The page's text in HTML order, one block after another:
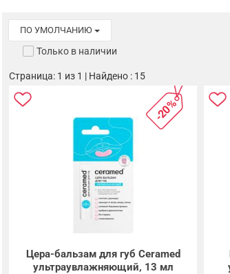
ПО УМОЛЧАНИЮ
Только в наличии
Страница: 1 из 1 | Найдено : 15
-20%
Цера-бальзам для губ Ceramed
ультраувлажняющий, 13 мл